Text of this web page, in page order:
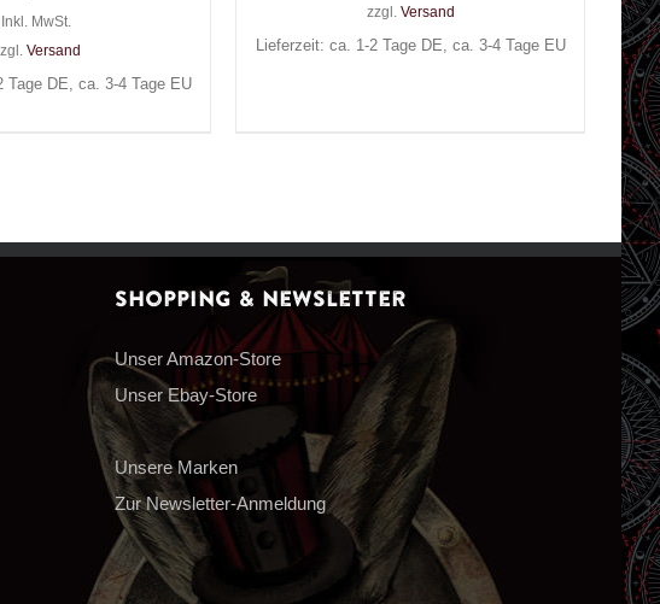
Inkl. MwSt.
Versand
Tage DE, ca. 3-4 Tage EU
zzgl. Versand
Lieferzeit: ca. 1-2 Tage DE, ca. 3-4 Tage EU
Shopping & Newsletter
Unser Amazon-Store
Unser Ebay-Store
Unsere Marken
Zur Newsletter-Anmeldung